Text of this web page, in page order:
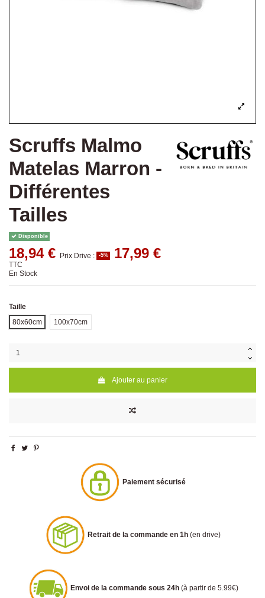
Scruffs Malmo
Matelas Marron -
Différentes
Tailles
Disponible
18,94 € Prix Drive : -5% 17,99 €
TTC
En Stock
Taille
80x60cm
100x70cm
Ajouter au panier
Paiement sécurisé
Retrait de la commande en 1h (en drive)
Envoi de la commande sous 24h (à partir de 5.99€)